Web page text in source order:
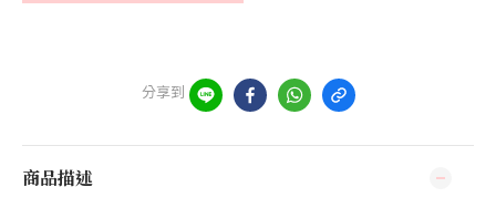
分享到
商品描述